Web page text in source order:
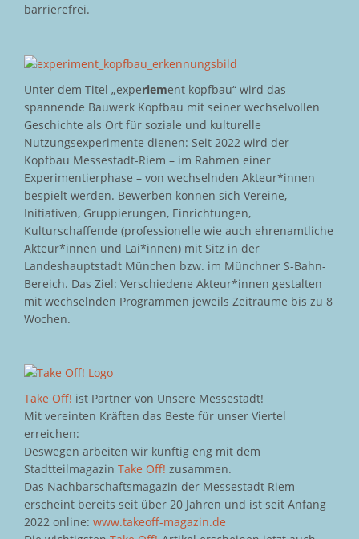
barrierefrei.
Unter dem Titel „experiement kopfbau“ wird das
spannende Bauwerk Kopfbau mit seiner wechselvollen
Geschichte als Ort für soziale und kulturelle
Nutzungsexperimente dienen: Seit 2022 wird der
Kopfbau Messestadt-Riem – im Rahmen einer
Experimentierphase – von wechselnden Akteur*innen
bespielt werden. Bewerben können sich Vereine,
Initiativen, Gruppierungen, Einrichtungen,
Kulturschaffende (professionelle wie auch ehrenamtliche
Akteur*innen und Lai*innen) mit Sitz in der
Landeshauptstadt München bzw. im Münchner S-Bahn-
Bereich. Das Ziel: Verschiedene Akteur*innen gestalten
mit wechselnden Programmen jeweils Zeiträume bis zu 8
Wochen.
Take Off! ist Partner von Unsere Messestadt!
Mit vereinten Kräften das Beste für unser Viertel
erreichen:
Deswegen arbeiten wir künftig eng mit dem
Stadtteilmagazin Take Off! zusammen.
Das Nachbarschaftsmagazin der Messestadt Riem
erscheint bereits seit über 20 Jahren und ist seit Anfang
2022 online: www.takeoff-magazin.de